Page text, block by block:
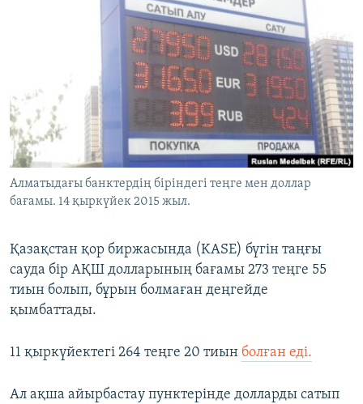
АРНАЙЫ ЖОБАЛАР
Русский
ЖАЗЫЛЫҢЫЗ
Басқа тілдерде
Алматыдағы банктердің біріндегі теңге мен доллар
бағамы. 14 қыркүйек 2015 жыл.
Қазақстан қор биржасында (KASE) бүгін таңғы
сауда бір АҚШ долларының бағамы 273 теңге 55
тиын болып, бұрын болмаған деңгейде
қымбаттады.
11 қыркүйектегі 264 теңге 20 тиын болған еді.
Ал ақша айырбастау пунктерінде долларды сатып